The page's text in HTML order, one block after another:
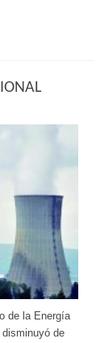
de la Energía
disminuyó de